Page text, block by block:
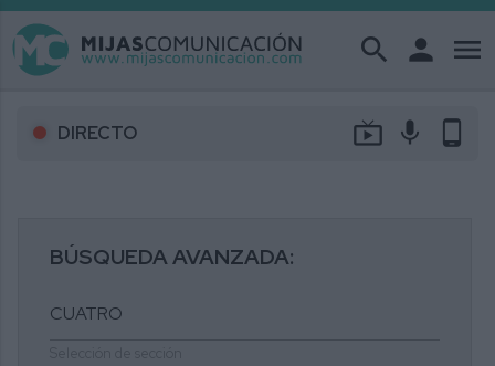
search person menu
DIRECTO live_tv mic phone_android
BÚSQUEDA AVANZADA: